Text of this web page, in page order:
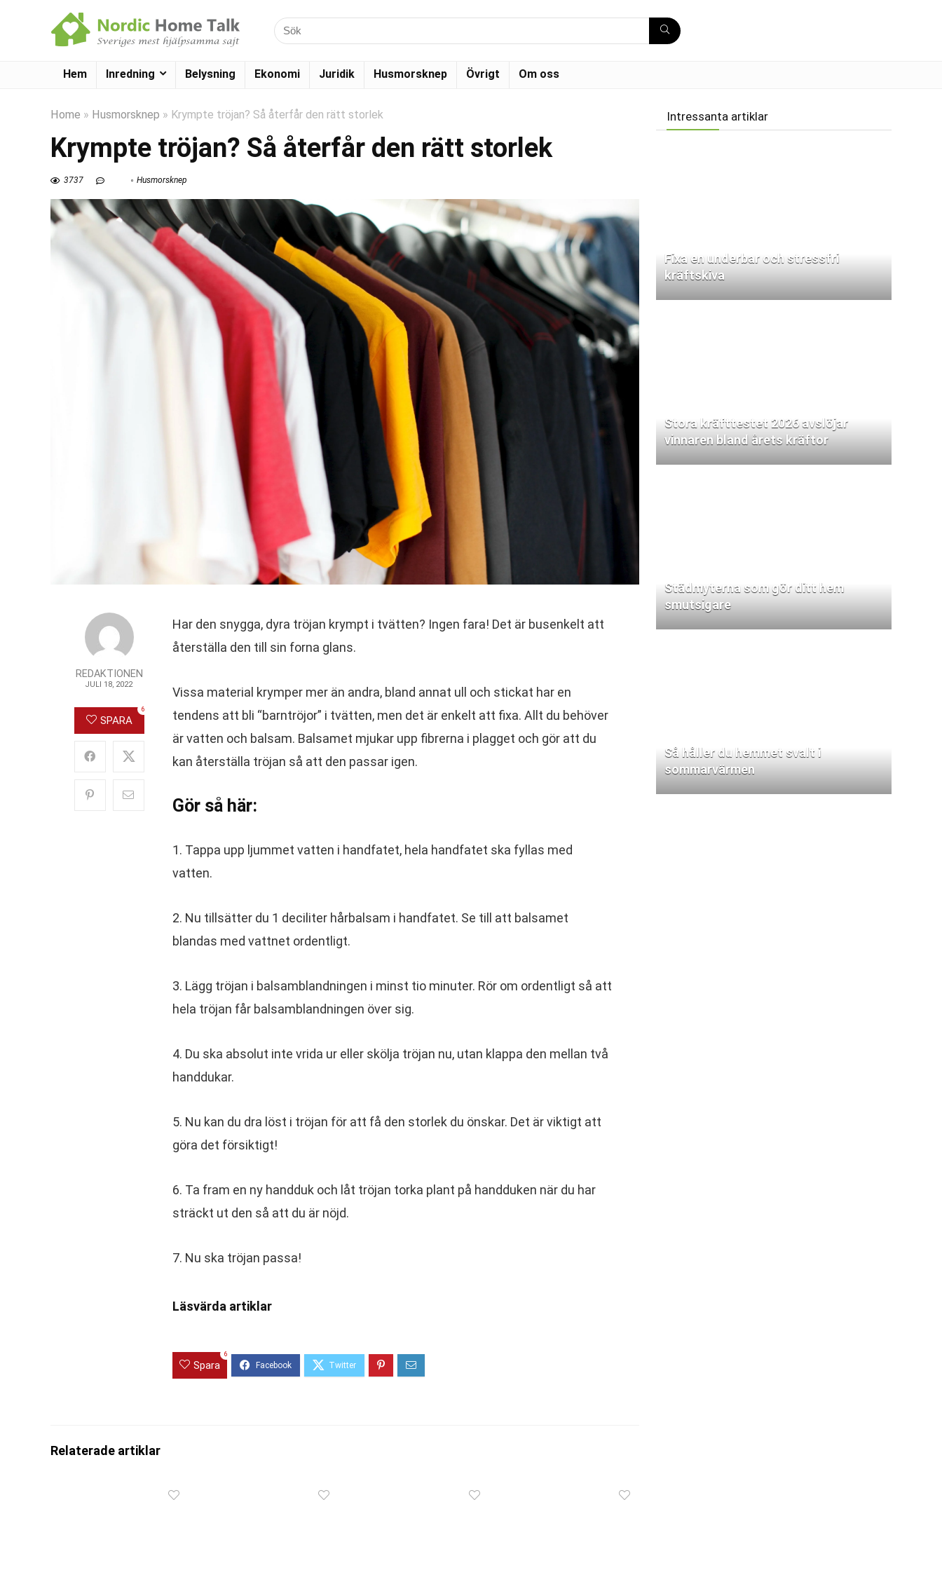
Hem Inredning Belysning Ekonomi Juridik Husmorsknep Övrigt Om oss
Home » Husmorsknep » Krympte tröjan? Så återfår den rätt storlek
Krympte tröjan? Så återfår den rätt storlek
3737 Husmorsknep
REDAKTIONEN
JULI 18, 2022
SPARA
6
Har den snygga, dyra tröjan krympt i tvätten? Ingen fara! Det är busenkelt att
återställa den till sin forna glans.
Vissa material krymper mer än andra, bland annat ull och stickat har en
tendens att bli “barntröjor” i tvätten, men det är enkelt att fixa. Allt du behöver
är vatten och balsam. Balsamet mjukar upp fibrerna i plagget och gör att du
kan återställa tröjan så att den passar igen.
Gör så här:
1. Tappa upp ljummet vatten i handfatet, hela handfatet ska fyllas med
vatten.
2. Nu tillsätter du 1 deciliter hårbalsam i handfatet. Se till att balsamet
blandas med vattnet ordentligt.
3. Lägg tröjan i balsamblandningen i minst tio minuter. Rör om ordentligt så att
hela tröjan får balsamblandningen över sig.
4. Du ska absolut inte vrida ur eller skölja tröjan nu, utan klappa den mellan två
handdukar.
5. Nu kan du dra löst i tröjan för att få den storlek du önskar. Det är viktigt att
göra det försiktigt!
6. Ta fram en ny handduk och låt tröjan torka plant på handduken när du har
sträckt ut den så att du är nöjd.
7. Nu ska tröjan passa!
Läsvärda artiklar
Spara
6
Relaterade artiklar
Intressanta artiklar
Fixa en underbar och stressfri
kräftskiva
Stora kräfttestet 2026 avslöjar
vinnaren bland årets kräftor
Städmyterna som gör ditt hem
smutsigare
Så håller du hemmet svalt i
sommarvärmen